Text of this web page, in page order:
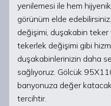
yenilemesi ile hem
görünüm elde
değişimi, duşakabin
tekerlek değişimi gibi
duşakabinlerinizin daha
sağlıyoruz. Gölcük
banyonuza değer
tercihtir.